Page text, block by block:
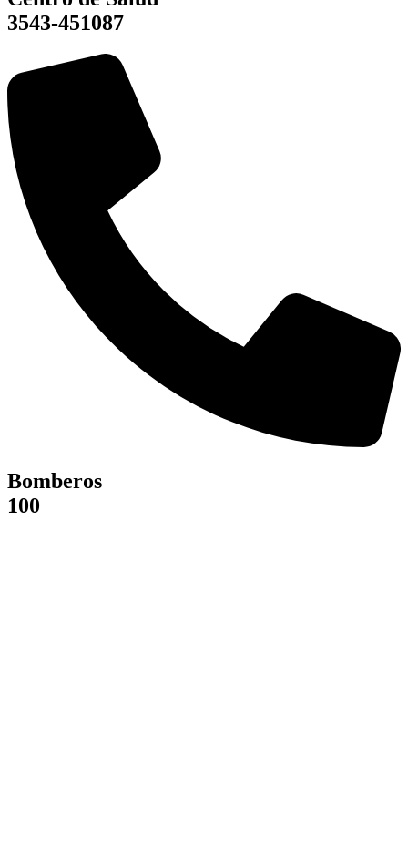
3543-451087
Bomberos
100